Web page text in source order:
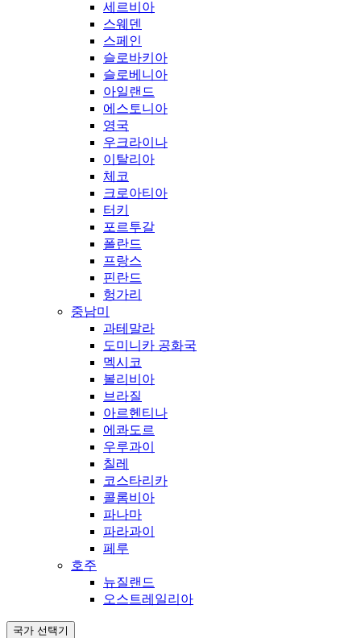
세르비아
스웨덴
스페인
슬로바키아
슬로베니아
아일랜드
에스토니아
영국
우크라이나
이탈리아
체코
크로아티아
터키
포르투갈
폴란드
프랑스
핀란드
헝가리
중남미
과테말라
도미니카 공화국
멕시코
볼리비아
브라질
아르헨티나
에콰도르
우루과이
칠레
코스타리카
콜롬비아
파나마
파라과이
페루
호주
뉴질랜드
오스트레일리아
국가 선택기